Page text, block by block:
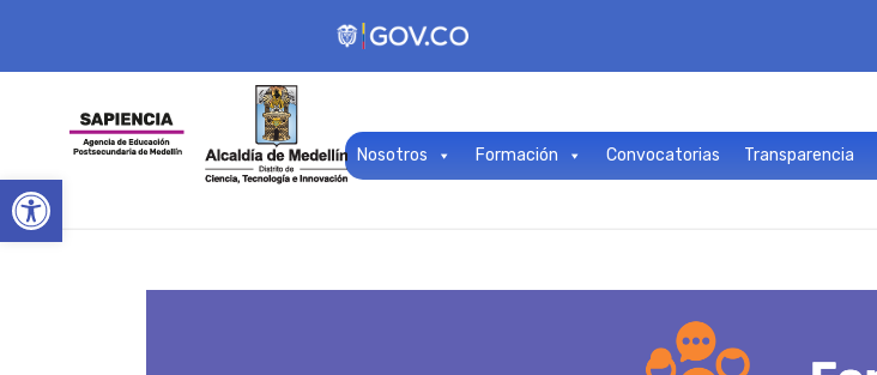
Open toolbar
Nosotros Formación Convocatorias Transparencia